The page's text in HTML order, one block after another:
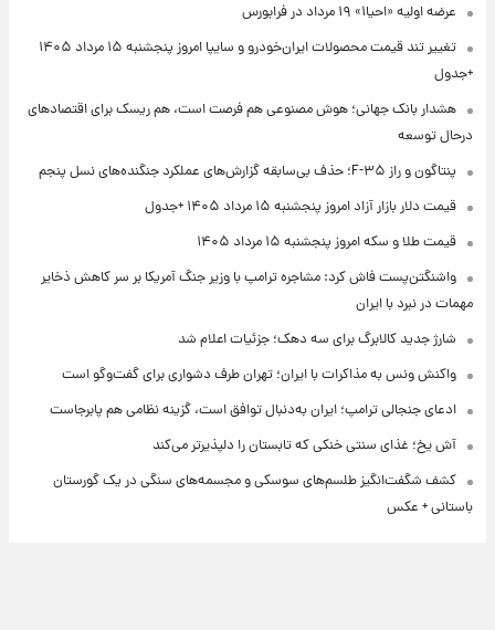
عرضه اولیه «احیا۱» ۱۹ مرداد در فرابورس
تغییر تند قیمت محصولات ایران‌خودرو و سایپا امروز پنجشنبه ۱۵ مرداد ۱۴۰۵
+جدول
هشدار بانک جهانی؛ هوش مصنوعی هم فرصت است، هم ریسک برای اقتصادهای
درحال توسعه
پنتاگون و راز F-۳۵؛ حذف بی‌سابقه گزارش‌های عملکرد جنگنده‌های نسل پنجم
قیمت دلار بازار آزاد امروز پنجشنبه ۱۵ مرداد ۱۴۰۵ +جدول
قیمت طلا و سکه امروز پنجشنبه ۱۵ مرداد ۱۴۰۵
واشنگتن‌پست فاش کرد: مشاجره ترامپ با وزیر جنگ آمریکا بر سر کاهش ذخایر
مهمات در نبرد با ایران
شارژ جدید کالابرگ برای سه دهک؛ جزئیات اعلام شد
واکنش ونس به مذاکرات با ایران؛ تهران طرف دشواری برای گفت‌وگو است
ادعای جنجالی ترامپ؛ ایران به‌دنبال توافق است، گزینه نظامی هم پابرجاست
آش یخ؛ غذای سنتی خنکی که تابستان را دلپذیرتر می‌کند
کشف شگفت‌انگیز طلسم‌های سوسکی و مجسمه‌های سنگی در یک گورستان
باستانی + عکس